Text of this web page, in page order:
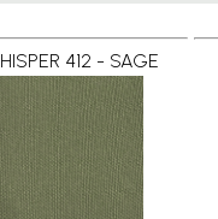
412 - SAGE